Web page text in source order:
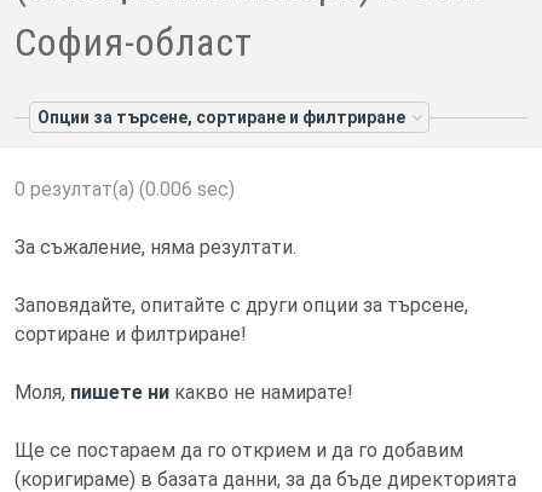
София-област
Опции за търсене, сортиране и филтриране
0 резултат(а) (0.006 sec)
За съжаление, няма резултати.
Заповядайте, опитайте с други опции за търсене,
сортиране и филтриране!
Моля, пишете ни какво не намирате!
Ще се постараем да го открием и да го добавим
(коригираме) в базата данни, за да бъде директорията